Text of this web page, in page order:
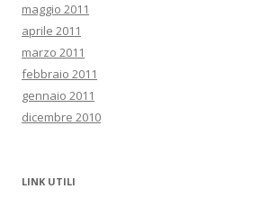
maggio 2011
aprile 2011
marzo 2011
febbraio 2011
gennaio 2011
dicembre 2010
LINK UTILI